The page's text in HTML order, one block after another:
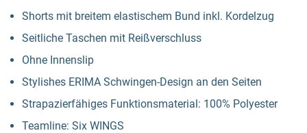
Shorts mit breitem elastischem Bund inkl. Kordelzug
Seitliche Taschen mit Reißverschluss
Ohne Innenslip
Stylishes ERIMA Schwingen-Design an den Seiten
Strapazierfähiges Funktionsmaterial: 100% Polyester
Teamline: Six WINGS